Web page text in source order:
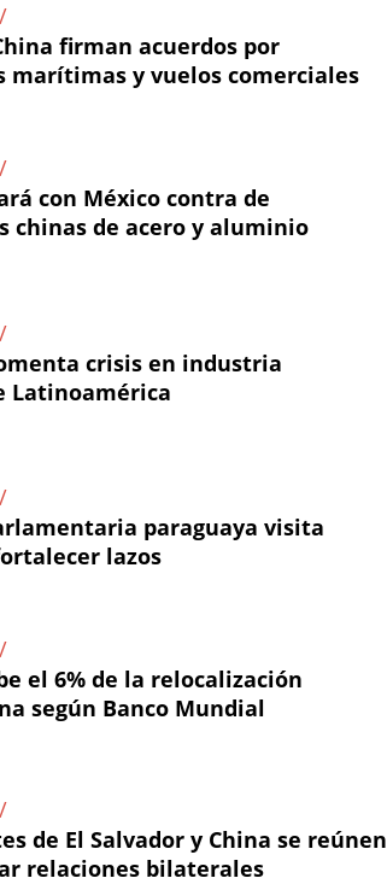
firman acuerdos por
marítimas y vuelos comerciales
con México contra de
chinas de acero y aluminio
crisis en industria
Latinoamérica
paraguaya visita
lazos
el 6% de la relocalización
según Banco Mundial
de El Salvador y China se reúnen
relaciones bilaterales